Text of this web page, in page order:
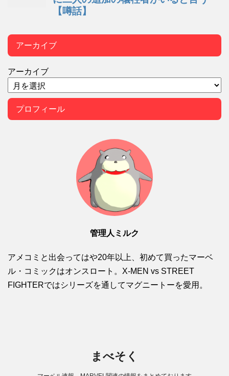
アーカイブ
アーカイブ
プロフィール
管理人ミルク
アメコミと出会ってはや20年以上、初めて買ったマーベ
ル・コミックはオンスロート。X-MEN vs STREET
FIGHTERではシリーズを通してマグニートーを愛用。
まべそく